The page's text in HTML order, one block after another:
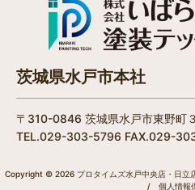
茨城県水戸市本社
〒310-0846 茨城県水戸市東野町
TEL.029-303-5796 FAX.029-
Copyright © 2026 プロタイムズ水戸中央店・日立
/
個人情報